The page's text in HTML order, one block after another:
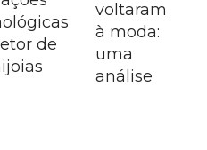
de
voltaram
à moda:
uma
análise